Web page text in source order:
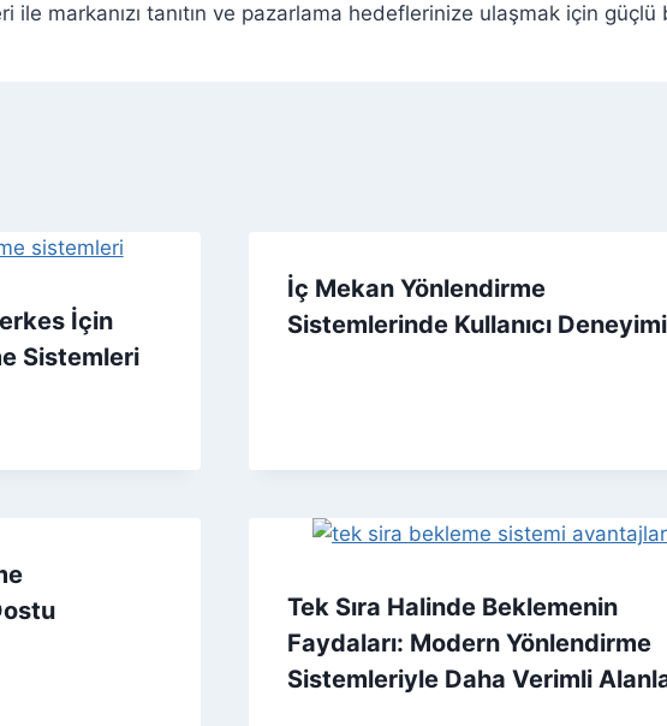
ile markanızı tanıtın ve pazarlama hedeflerinize ulaşmak için güçlü
İçin
Sistemleri
İç Mekan Yönlendirme
Sistemlerinde Kullanıcı Deneyimi
Tek Sıra Halinde Beklemenin
Faydaları: Modern Yönlendirme
Sistemleriyle Daha Verimli